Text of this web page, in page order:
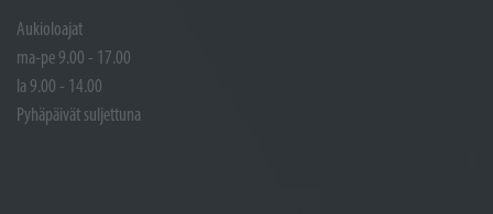
Aukioloajat
ma-pe 9.00 - 17.00
la 9.00 - 14.00
Pyhäpäivät suljettuna